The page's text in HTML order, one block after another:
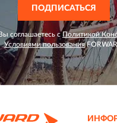
ПОДПИСАТЬСЯ
соглашаетесь сПолитикой
Условиями пользования